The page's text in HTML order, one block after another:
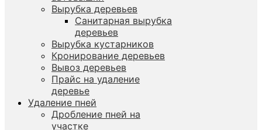
Вырубка деревьев
Санитарная вырубка
деревьев
Вырубка кустарников
Кронирование деревьев
Вывоз деревьев
Прайс на удаление
деревье
Удаление пней
Дробление пней на
участке